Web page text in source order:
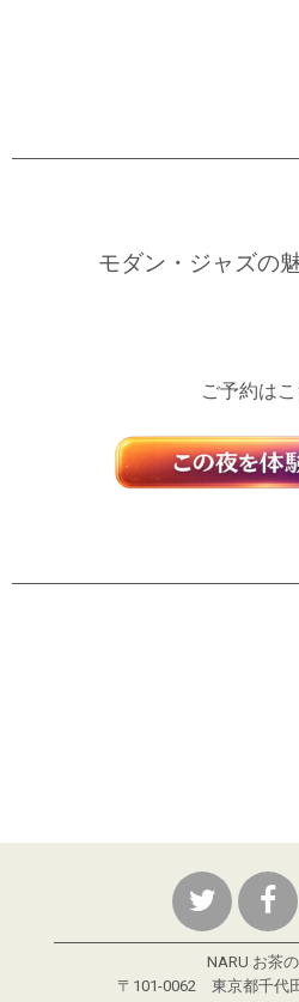
モダン・ジャズの
ご予約は
NARU お茶
〒101-0062 東京都千代